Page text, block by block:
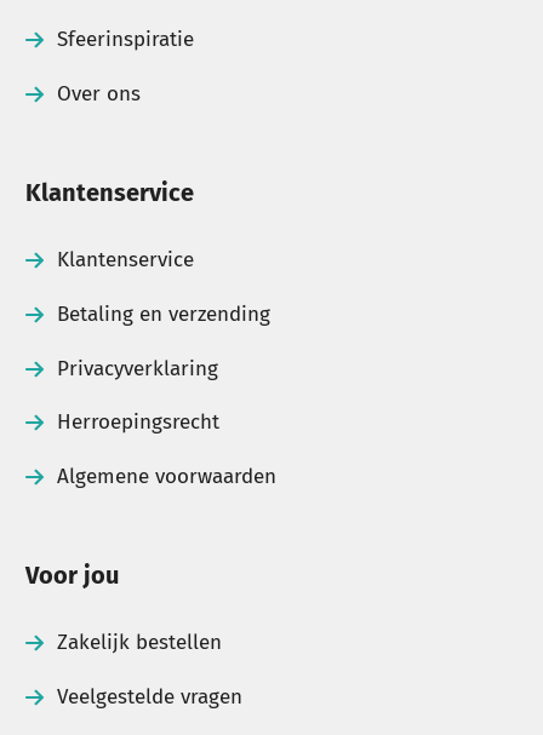
Sfeerinspiratie
Over ons
Klantenservice
Klantenservice
Betaling en verzending
Privacyverklaring
Herroepingsrecht
Algemene voorwaarden
Voor jou
Zakelijk bestellen
Veelgestelde vragen